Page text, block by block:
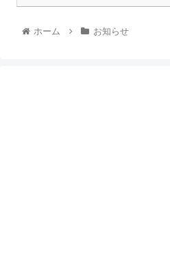
ホーム お知らせ